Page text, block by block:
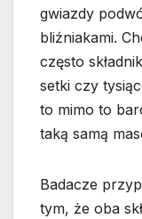
gwiazdy
bliźniakami.
często
setki czy
to mimo to
taką samą
Badacze
tym, że oba